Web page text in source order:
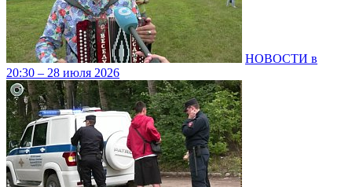
НОВОСТИ в
20:30 – 28 июля 2026